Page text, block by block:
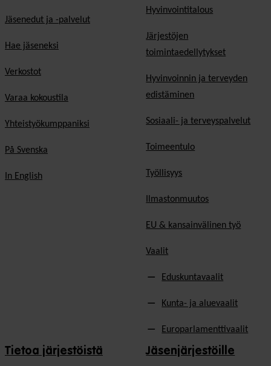
Jäsenedut ja -palvelut
Hae jäseneksi
Verkostot
Varaa kokoustila
Yhteistyökumppaniksi
På Svenska
In English
Hyvinvointitalous
Järjestöjen
toimintaedellytykset
Hyvinvoinnin ja terveyden
edistäminen
Sosiaali- ja terveyspalvelut
Toimeentulo
Työllisyys
Ilmastonmuutos
EU & kansainvälinen työ
Vaalit
Eduskuntavaalit
Kunta- ja aluevaalit
Europarlamenttivaalit
Tietoa järjestöistä Jäsenjärjestöille